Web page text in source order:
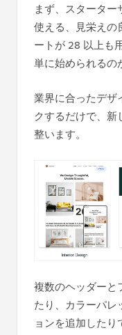
まず、スタータ
使える、見栄えの
ートが 28 以上も
単に始められるの
業界に合ったデザ
クするだけで、
整います。
複数のヘッダーと
たり、カラーパレ
ョンを追加したり